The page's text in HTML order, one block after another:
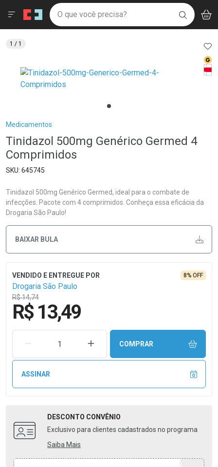
Drogaria São Paulo
Ir direto para a home
pela página
Ir direto para o conteúdo
Ir direto para a busca
Ir direto para a conta
Ir direto para a notificações
Ir direto para o carrinho
Ir direto para o menu
Faça a sua busca
O que você precisa? BUSCAR
Menu
Breadcrumb
Medicamentos
Tinidazol 500mg Genérico Germed 4
Comprimidos
645745
Tinidazol 500mg Genérico Germed, ideal para o combate de
infecções. Pacote com 4 comprimidos. Conheça essa eficácia da
Drogaria São Paulo!
BAIXAR BULA
Drogaria São Paulo
R$ 14,74
8% OFF
R$ 13,49
REMOVER UMA UNIDADEAUMENTAR UMA UNIDADE
COMPRAR
ASSINAR
DESCONTO CONVÊNIO
Exclusivo para clientes cadastrados no programa
Saiba Mais
1 / 1